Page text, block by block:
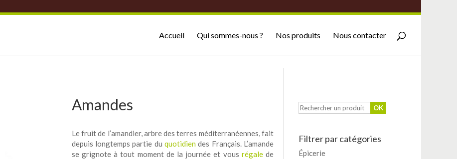
Accueil Qui sommes-nous ? Nos produits Nous contacter
Amandes
Le fruit de l’amandier, arbre des terres méditerranéennes, fait
depuis longtemps partie duquotidien des Français. L’amande
se grignote à tout moment de la journée et vous régalede
Filtrer par catégories
Épicerie